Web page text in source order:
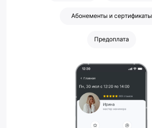
Абонементы и сертификаты
Предоплата